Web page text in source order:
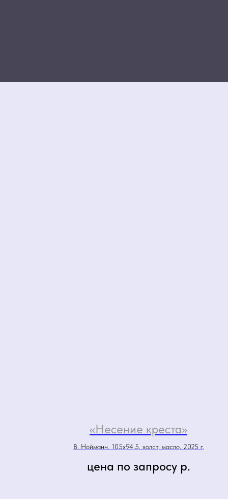
«Несение креста»
В. Нойманн. 105х94,5, холст, масло, 2025 г.
цена по запросу р.